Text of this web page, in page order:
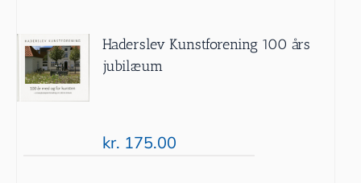
Haderslev Kunstforening 100 års
jubilæum
kr. 175.00